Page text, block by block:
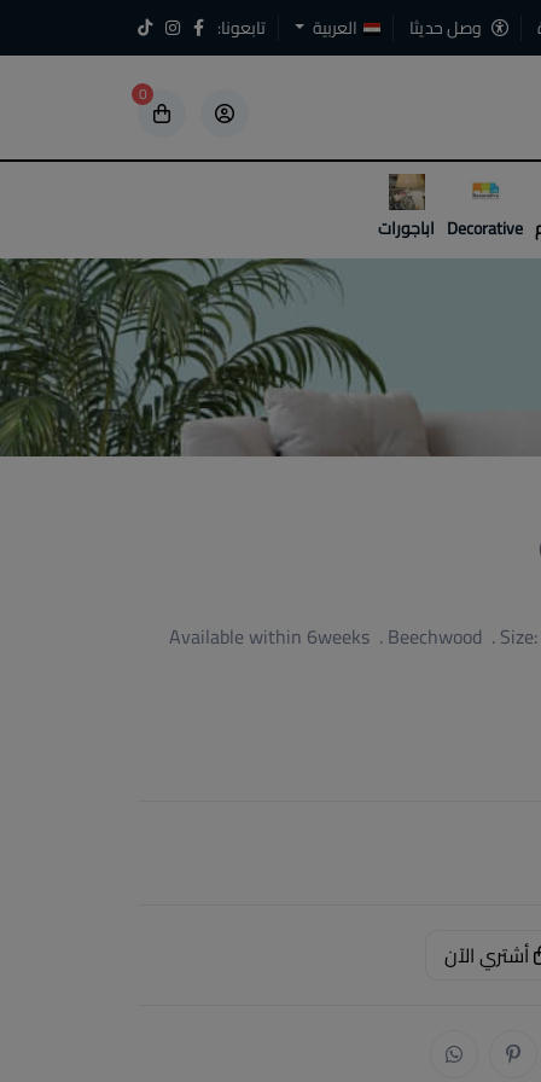
وصل حديثا العربية تابعونا:
0
5
5
Decorative اباجورات
Available within 6weeks . Beechwood .
أشتري الآن